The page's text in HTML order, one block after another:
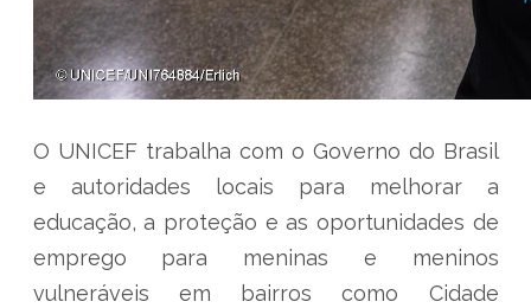
O UNICEF trabalha com o Governo do Brasil
e autoridades locais para melhorar a
educação, a proteção e as oportunidades de
emprego para meninas e meninos
vulneráveis em bairros como Cidade